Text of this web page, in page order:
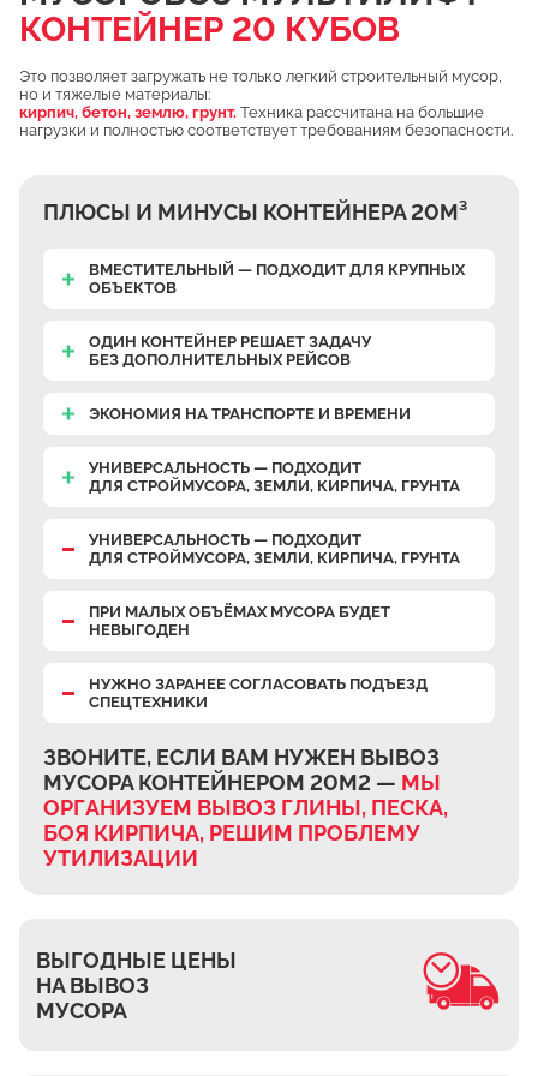
Чулково
Осеченки
Поповка
Кулаково
Поповка
Синьково
Еганово
Кривцы
Тяжино
Верхнее Велино
Становое
Шилово
Паткино
Зелёная Слобода
Апариха
Запрудное
Редькино
КОНТЕЙНЕР 20 КУБОВ
Это позволяет загружать не только легкий строительный мусор,
но и тяжелые материалы:
кирпич, бетон, землю, грунт. Техника рассчитана на большие
нагрузки и полностью соответствует требованиям безопасности.
ВЫГОДНЫЕ ЦЕНЫ
НА ВЫВОЗ
МУСОРА
ПЛЮСЫ И МИНУСЫ КОНТЕЙНЕРА 20М³
ВМЕСТИТЕЛЬНЫЙ — ПОДХОДИТ ДЛЯ КРУПНЫХ
ОБЪЕКТОВ
ОДИН КОНТЕЙНЕР РЕШАЕТ ЗАДАЧУ
БЕЗ ДОПОЛНИТЕЛЬНЫХ РЕЙСОВ
ЭКОНОМИЯ НА ТРАНСПОРТЕ И ВРЕМЕНИ
УНИВЕРСАЛЬНОСТЬ — ПОДХОДИТ
ДЛЯ СТРОЙМУСОРА, ЗЕМЛИ, КИРПИЧА, ГРУНТА
УНИВЕРСАЛЬНОСТЬ — ПОДХОДИТ
ДЛЯ СТРОЙМУСОРА, ЗЕМЛИ, КИРПИЧА, ГРУНТА
ПРИ МАЛЫХ ОБЪЁМАХ МУСОРА БУДЕТ
НЕВЫГОДЕН
НУЖНО ЗАРАНЕЕ СОГЛАСОВАТЬ ПОДЪЕЗД
СПЕЦТЕХНИКИ
ЗВОНИТЕ, ЕСЛИ ВАМ НУЖЕН ВЫВОЗ
МУСОРА КОНТЕЙНЕРОМ 20М2 — МЫ
ОРГАНИЗУЕМ ВЫВОЗ ГЛИНЫ, ПЕСКА,
БОЯ КИРПИЧА, РЕШИМ ПРОБЛЕМУ
УТИЛИЗАЦИИ